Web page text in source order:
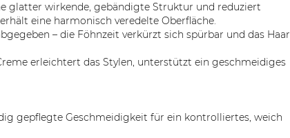
glatter wirkende, gebändigte Struktur und reduziert
eine harmonisch veredelte Oberfläche.
– die Föhnzeit verkürzt sich spürbar und das Haar
erleichtert das Stylen, unterstützt ein geschmeidiges
gepflegte Geschmeidigkeit für ein kontrolliertes, weich